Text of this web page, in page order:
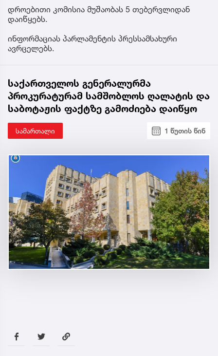
დროებითი კომისია მუშაობას 5 თებერვლიდან
დაიწყებს.
ინფორმაციას პარლამენტის პრესსამსახური
ავრცელებს.
საქართველოს გენერალურმა
პროკურატურამ სამშობლოს ღალატის და
საბოტაჟის ფაქტზე გამოძიება დაიწყო
სამართალი 1 წუთის წინ